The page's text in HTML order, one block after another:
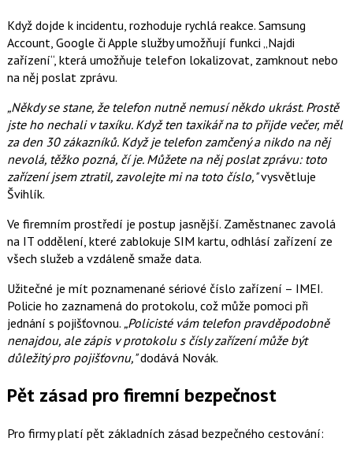
Když dojde k incidentu, rozhoduje rychlá reakce. Samsung
Account, Google či Apple služby umožňují funkci „Najdi
zařízení“, která umožňuje telefon lokalizovat, zamknout nebo
na něj poslat zprávu.
„Někdy se stane, že telefon nutně nemusí někdo ukrást. Prostě
jste ho nechali v taxíku. Když ten taxikář na to přijde večer, měl
za den 30 zákazníků. Když je telefon zamčený a nikdo na něj
nevolá, těžko pozná, čí je. Můžete na něj poslat zprávu: toto
zařízení jsem ztratil, zavolejte mi na toto číslo,"vysvětluje
Švihlík.
Ve firemním prostředí je postup jasnější. Zaměstnanec zavolá
na IT oddělení, které zablokuje SIM kartu, odhlásí zařízení ze
všech služeb a vzdáleně smaže data.
Užitečné je mít poznamenané sériové číslo zařízení – IMEI.
Policie ho zaznamená do protokolu, což může pomoci při
jednání s pojišťovnou. „Policisté vám telefon pravděpodobně
nenajdou, ale zápis v protokolu s čísly zařízení může být
důležitý pro pojišťovnu,"dodává Novák.
Pět zásad pro firemní bezpečnost
Pro firmy platí pět základních zásad bezpečného cestování: